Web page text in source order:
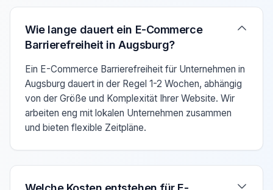
Verwenden Sie die Pfeiltasten Auf/Ab um zwischen
Wie lange dauert ein E-Commerce
Barrierefreiheit in Augsburg?
Ein E-Commerce Barrierefreiheit für Unternehmen in
Augsburg dauert in der Regel 1-2 Wochen, abhängig
von der Größe und Komplexität Ihrer Website. Wir
arbeiten eng mit lokalen Unternehmen zusammen
und bieten flexible Zeitpläne.